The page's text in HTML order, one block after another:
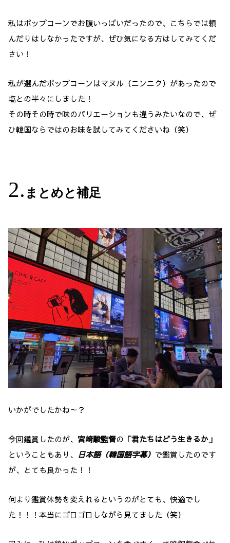
私はポップコーンでお腹いっぱいだったので、こちらでは頼
んだりはしなかったですが、ぜひ気になる方はしてみてくだ
さい！
私が選んだポップコーンはマヌル（ニンニク）があったので
塩との半々にしました！
その時その時で味のバリエーションも違うみたいなので、ぜ
ひ韓国ならではのお味を試してみてくださいね（笑）
まとめと補足
いかがでしたかね～？
今回鑑賞したのが、 宮崎駿監督の 「君たちはどう生きるか」
ということもあり、
日本語（韓国語字幕） で鑑賞したのです
が、とても良かった！！
何より鑑賞体勢を変えれるというのがとても、快適でし
た！！！本当にゴロゴロしながら見てました（笑）